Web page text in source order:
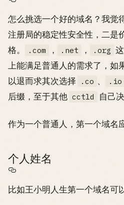
怎么挑选一个好的域名？我觉
注册局的稳定性安全性，二是
格。
.com ， .net ， .org
上能满足普通人的需求了，
以退而求其次选择
.co 、 .io
后缀，至于其他 cctld 自己决
作为一个普通人，第一个域名
个人姓名
比如王小明人生第一个域名可